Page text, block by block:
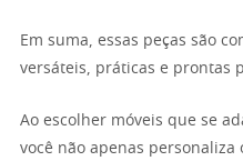
Em suma, essas peças são
versáteis, práticas e prontas
Ao escolher móveis que se
você não apenas